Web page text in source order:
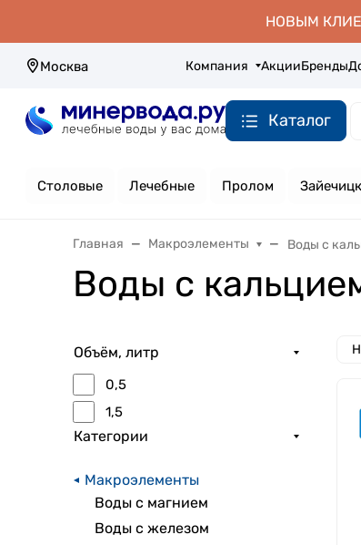
НОВЫМ
Москва Компания АкцииБренды
Каталог
Столовые Лечебные Пролом
Главная Макроэлементы Воды с
Воды с
Объём, литр
0,5
1,5
Категории
Макроэлементы
Воды с магнием
Воды с железом